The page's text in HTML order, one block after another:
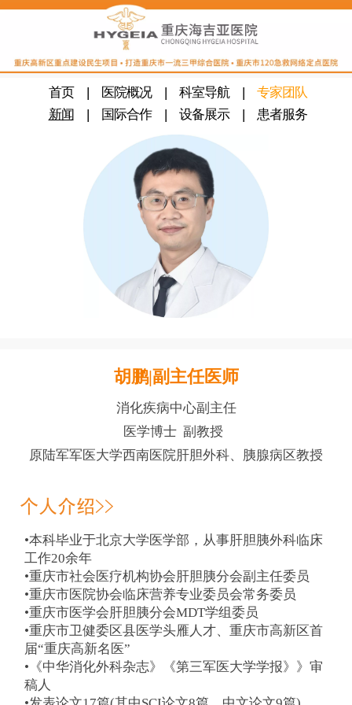
首页| 医院概况| 科室导航|
专家团队
新闻| 国际合作| 设备展示| 患者服务
胡鹏|副主任医师
消化疾病中心副主任
医学博士 副教授
原陆军军医大学西南医院肝胆外科、胰腺病区教授
个人介绍>>
•本科毕业于北京大学医学部，从事肝胆胰外科临床
工作20余年
•重庆市社会医疗机构协会肝胆胰分会副主任委员
•重庆市医院协会临床营养专业委员会常务委员
•重庆市医学会肝胆胰分会MDT学组委员
•重庆市卫健委区县医学头雁人才、重庆市高新区首
届“重庆高新名医”
•《中华消化外科杂志》《第三军医大学学报》》审
稿人